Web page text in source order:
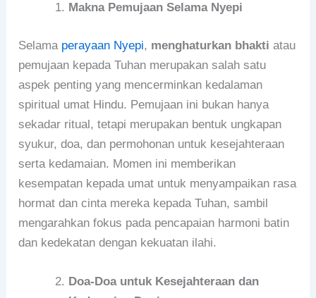
Makna Pemujaan Selama Nyepi
Selama perayaan Nyepi, menghaturkan bhakti atau
pemujaan kepada Tuhan merupakan salah satu
aspek penting yang mencerminkan kedalaman
spiritual umat Hindu. Pemujaan ini bukan hanya
sekadar ritual, tetapi merupakan bentuk ungkapan
syukur, doa, dan permohonan untuk kesejahteraan
serta kedamaian. Momen ini memberikan
kesempatan kepada umat untuk menyampaikan rasa
hormat dan cinta mereka kepada Tuhan, sambil
mengarahkan fokus pada pencapaian harmoni batin
dan kedekatan dengan kekuatan ilahi.
Doa-Doa untuk Kesejahteraan dan